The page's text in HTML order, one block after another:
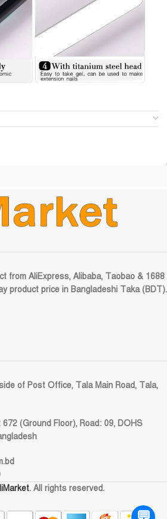
from AliExpress, Alibaba, Taobao & 1688
product price in Bangladeshi Taka (BDT).
of Post Office, Tala Main Road, Tala,
672 (Ground Floor), Road: 09, DOHS
. All rights reserved.